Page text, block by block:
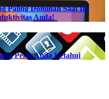
Paling Dominan Saat Ini
Anda!
Perlu Anda Ketahui